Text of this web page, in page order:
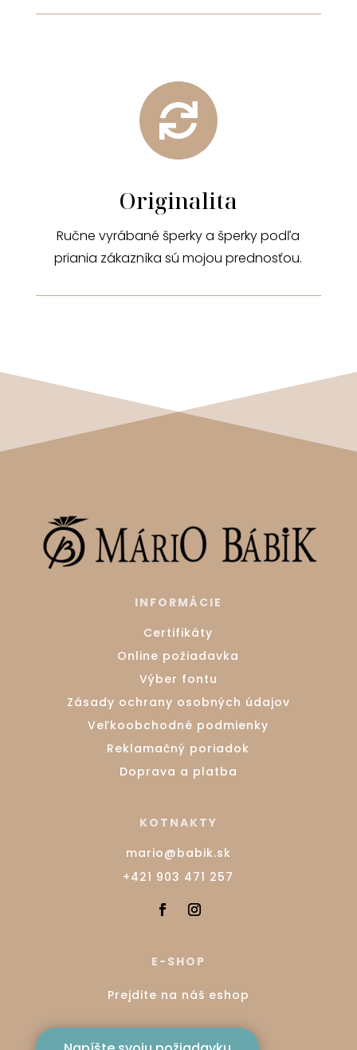

Originalita
Ručne vyrábané šperky a šperky podľa
priania zákazníka sú mojou prednosťou.
INFORMÁCIE
Certifikáty
Online požiadavka
Výber fontu
Zásady ochrany osobných údajov
Veľkoobchodné podmienky
Reklamačný poriadok
Doprava a platba
KOTNAKTY
mario@babik.sk
+421 903 471 257
E-SHOP
Prejdite na náš eshop